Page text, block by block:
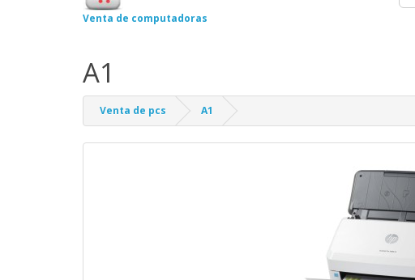
Venta de computadoras
A1
Venta de pcs A1